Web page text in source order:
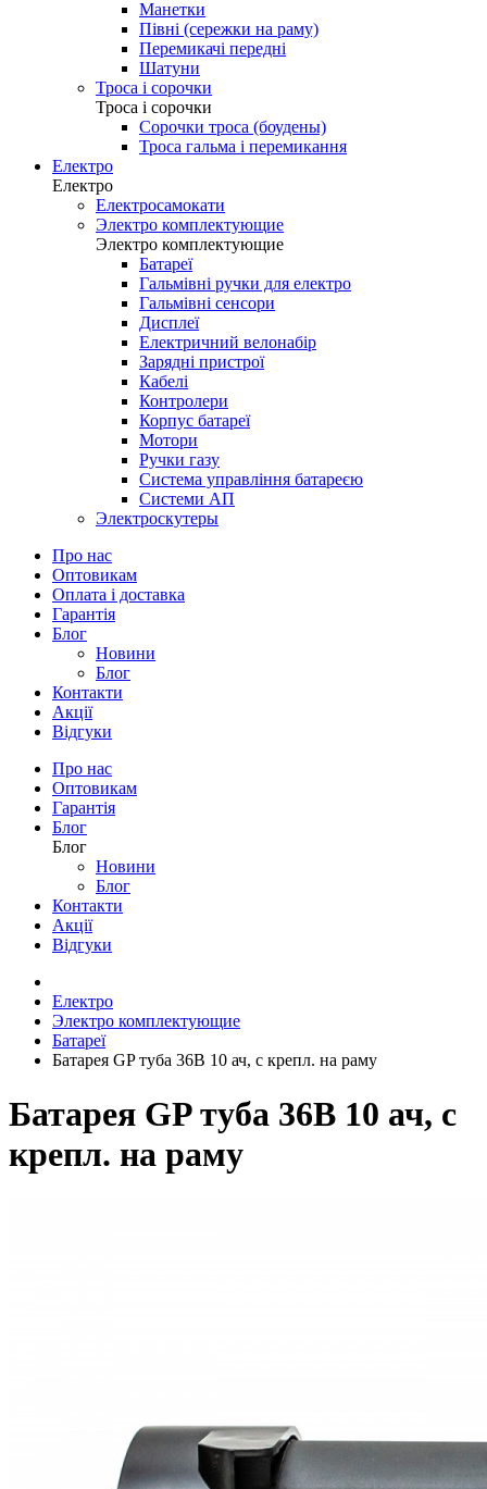
Манетки
Півні (сережки на раму)
Перемикачі передні
Шатуни
Троса і сорочки
Троса і сорочки
Сорочки троса (боудены)
Троса гальма і перемикання
Електро
Електро
Електросамокати
Электро комплектующие
Электро комплектующие
Батареї
Гальмівні ручки для електро
Гальмівні сенсори
Дисплеї
Електричний велонабір
Зарядні пристрої
Кабелі
Контролери
Корпус батареї
Мотори
Ручки газу
Система управління батареєю
Системи АП
Электроскутеры
Про нас
Оптовикам
Оплата і доставка
Гарантія
Блог
Новини
Блог
Контакти
Акції
Відгуки
Про нас
Оптовикам
Гарантія
Блог
Блог
Новини
Блог
Контакти
Акції
Відгуки
Електро
Электро комплектующие
Батареї
Батарея GP туба 36В 10 ач, с крепл. на раму
Батарея GP туба 36В 10 ач, с
крепл. на раму